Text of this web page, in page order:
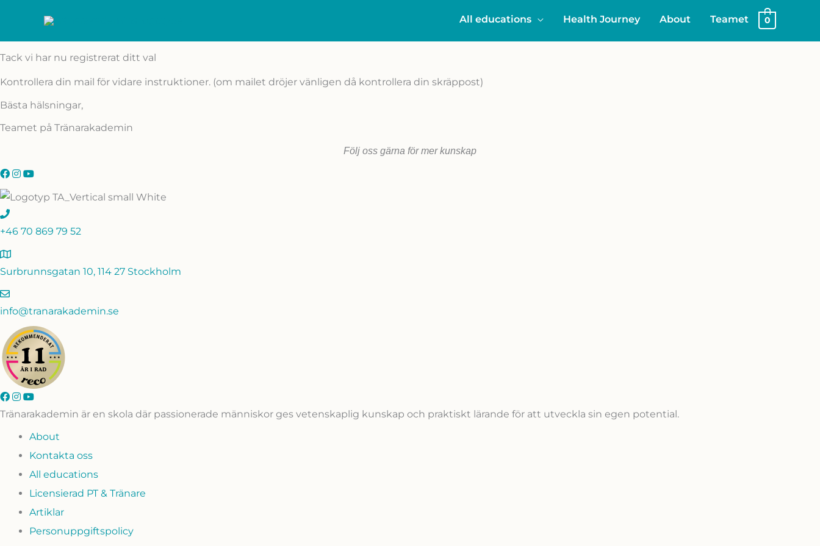
content
All educations Health Journey About Teamet 0
Tack vi har nu registrerat ditt val
Kontrollera din mail för vidare instruktioner. (om mailet dröjer vänligen då kontrollera din skräppost)
Bästa hälsningar,
Teamet på Tränarakademin
Följ oss gärna för mer kunskap
+46 70 869 79 52
Surbrunnsgatan 10, 114 27 Stockholm
info@tranarakademin.se
Tränarakademin är en skola där passionerade människor ges vetenskaplig kunskap och praktiskt lärande för att utveckla sin egen potential.
About
Kontakta oss
All educations
Licensierad PT & Tränare
Artiklar
Personuppgiftspolicy